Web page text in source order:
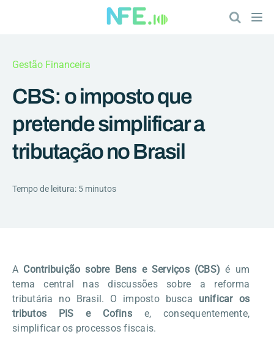
Gestão Financeira
CBS: o imposto que
pretende simplificar a
tributação no Brasil
Tempo de leitura: 5 minutos
A Contribuição sobre Bens e Serviços (CBS) é um
tema central nas discussões sobre a reforma
tributária no Brasil. O imposto busca unificar os
tributos PIS e Cofinse, consequentemente,
simplificar os processos fiscais.